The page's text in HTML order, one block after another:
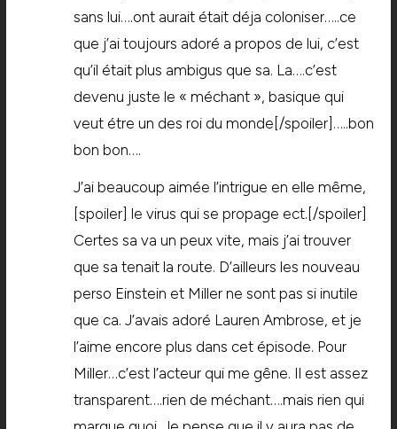
sans lui….ont aurait était déja coloniser…..ce
que j’ai toujours adoré a propos de lui, c’est
qu’il était plus ambigus que sa. La….c’est
devenu juste le « méchant », basique qui
veut étre un des roi du monde[/spoiler]…..bon
bon bon….
J’ai beaucoup aimée l’intrigue en elle même,
[spoiler] le virus qui se propage ect.[/spoiler]
Certes sa va un peux vite, mais j’ai trouver
que sa tenait la route. D’ailleurs les nouveau
perso Einstein et Miller ne sont pas si inutile
que ca. J’avais adoré Lauren Ambrose, et je
l’aime encore plus dans cet épisode. Pour
Miller…c’est l’acteur qui me gêne. Il est assez
transparent….rien de méchant….mais rien qui